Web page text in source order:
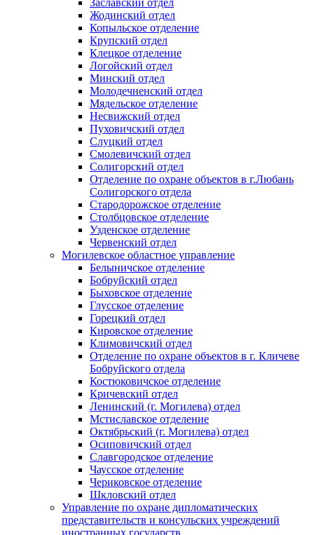
Жодинский отдел
Копыльское отделение
Крупский отдел
Клецкое отделение
Логойский отдел
Минский отдел
Молодечненский отдел
Мядельское отделение
Несвижский отдел
Пуховичский отдел
Слуцкий отдел
Смолевичский отдел
Солигорский отдел
Отделение по охране объектов в г.Любань
Солигорского отдела
Стародорожское отделение
Столбцовское отделение
Узденское отделение
Червенский отдел
Могилевское областное управление
Белыничское отделение
Бобруйский отдел
Быховское отделение
Глусское отделение
Горецкий отдел
Кировское отделение
Климовичский отдел
Отделение по охране объектов в г. Кличеве
Бобруйского отдела
Костюковичское отделение
Кричевский отдел
Ленинский (г. Могилева) отдел
Мстиславское отделение
Октябрьский (г. Могилева) отдел
Осиповичский отдел
Славгородское отделение
Чаусское отделение
Чериковское отделение
Шкловский отдел
Управление по охране дипломатических
представительств и консульских учреждений
иностранных государств